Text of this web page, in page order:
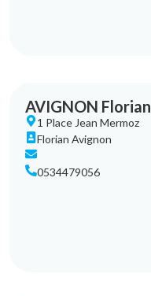
AVIGNON Florian
1 Place Jean Mermoz
Florian Avignon
0534479056